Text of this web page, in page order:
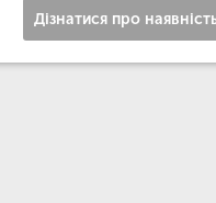
Дізнатися про